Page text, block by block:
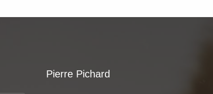
Pierre Pichard